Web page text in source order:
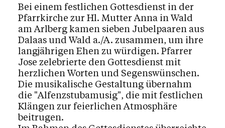
Bei einem festlichen Gottesdienst in der
Pfarrkirche zur Hl. Mutter Anna in Wald
am Arlberg kamen sieben Jubelpaaren aus
Dalaas und Wald a./A. zusammen, um ihre
langjährigen Ehen zu würdigen. Pfarrer
Jose zelebrierte den Gottesdienst mit
herzlichen Worten und Segenswünschen.
Die musikalische Gestaltung übernahm
die "Alfenzstubamusig", die mit festlichen
Klängen zur feierlichen Atmosphäre
beitrugen.